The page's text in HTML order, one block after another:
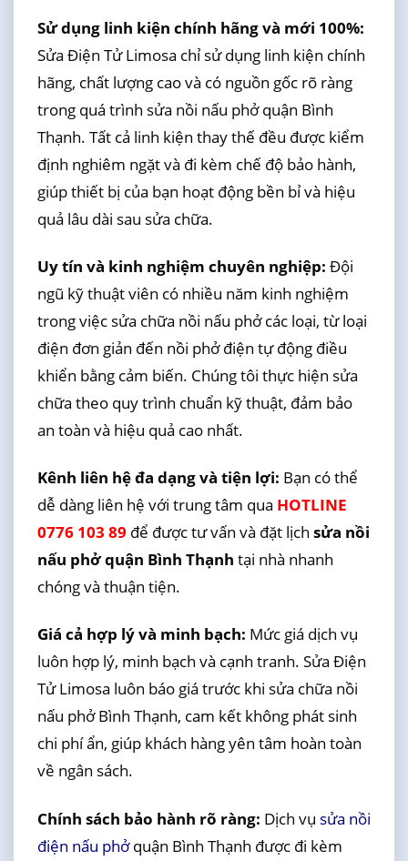
Sử dụng linh kiện chính hãng và mới 100%:
Sửa Điện Tử Limosa chỉ sử dụng linh kiện chính
hãng, chất lượng cao và có nguồn gốc rõ ràng
trong quá trình sửa nồi nấu phở quận Bình
Thạnh. Tất cả linh kiện thay thế đều được kiểm
định nghiêm ngặt và đi kèm chế độ bảo hành,
giúp thiết bị của bạn hoạt động bền bỉ và hiệu
quả lâu dài sau sửa chữa.
Uy tín và kinh nghiệm chuyên nghiệp: Đội
ngũ kỹ thuật viên có nhiều năm kinh nghiệm
trong việc sửa chữa nồi nấu phở các loại, từ loại
điện đơn giản đến nồi phở điện tự động điều
khiển bằng cảm biến. Chúng tôi thực hiện sửa
chữa theo quy trình chuẩn kỹ thuật, đảm bảo
an toàn và hiệu quả cao nhất.
Kênh liên hệ đa dạng và tiện lợi: Bạn có thể
dễ dàng liên hệ với trung tâm qua HOTLINE
0776 103 89 để được tư vấn và đặt lịch sửa nồi
nấu phở quận Bình Thạnh tại nhà nhanh
chóng và thuận tiện.
Giá cả hợp lý và minh bạch: Mức giá dịch vụ
luôn hợp lý, minh bạch và cạnh tranh. Sửa Điện
Tử Limosa luôn báo giá trước khi sửa chữa nồi
nấu phở Bình Thạnh, cam kết không phát sinh
chi phí ẩn, giúp khách hàng yên tâm hoàn toàn
về ngân sách.
Chính sách bảo hành rõ ràng: Dịch vụ sửa nồi
điện nấu phởquận Bình Thạnh được đi kèm